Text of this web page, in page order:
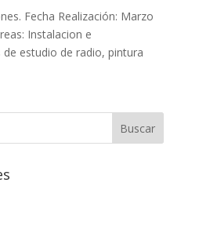
Fecha Realización: Marzo
Instalacion e
estudio de radio, pintura